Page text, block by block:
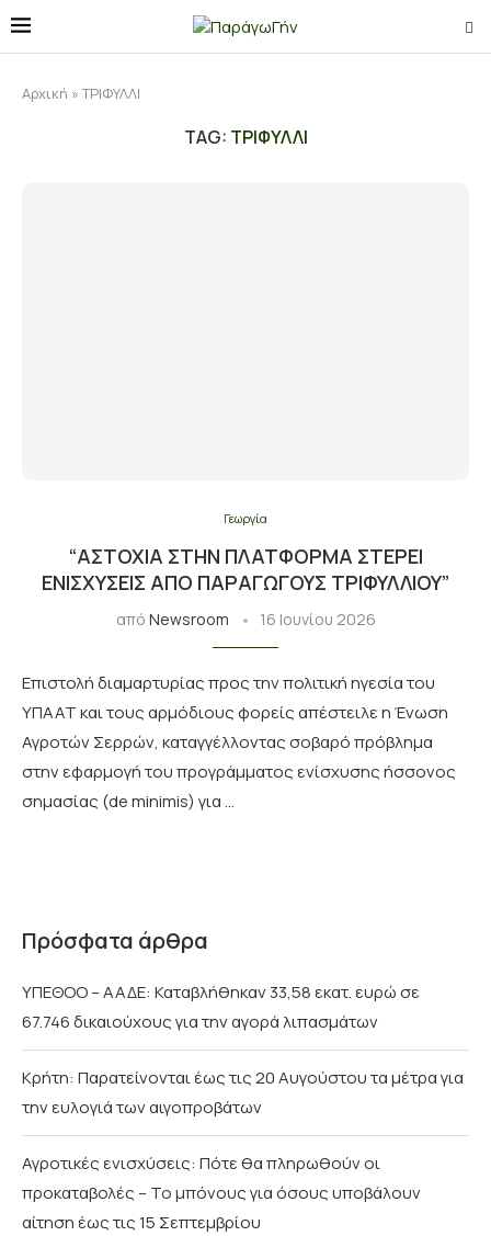
Αρχική »ΤΡΙΦΥΛΛΙ
TAG: ΤΡΙΦΥΛΛΙ
Γεωργία
“ΑΣΤΟΧΊΑ ΣΤΗΝ ΠΛΑΤΦΌΡΜΑ ΣΤΕΡΕΊ
ΕΝΙΣΧΎΣΕΙΣ ΑΠΌ ΠΑΡΑΓΩΓΟΎΣ ΤΡΙΦΥΛΛΙΟΎ”
από Newsroom 16 Ιουνίου 2026
Επιστολή διαμαρτυρίας προς την πολιτική ηγεσία του
ΥΠΑΑΤ και τους αρμόδιους φορείς απέστειλε η Ένωση
Αγροτών Σερρών, καταγγέλλοντας σοβαρό πρόβλημα
στην εφαρμογή του προγράμματος ενίσχυσης ήσσονος
σημασίας (de minimis) για …
Πρόσφατα άρθρα
ΥΠΕΘΟΟ – ΑΑΔΕ: Καταβλήθηκαν 33,58 εκατ. ευρώ σε
67.746 δικαιούχους για την αγορά λιπασμάτων
Κρήτη: Παρατείνονται έως τις 20 Αυγούστου τα μέτρα για
την ευλογιά των αιγοπροβάτων
Αγροτικές ενισχύσεις: Πότε θα πληρωθούν οι
προκαταβολές – Το μπόνους για όσους υποβάλουν
αίτηση έως τις 15 Σεπτεμβρίου